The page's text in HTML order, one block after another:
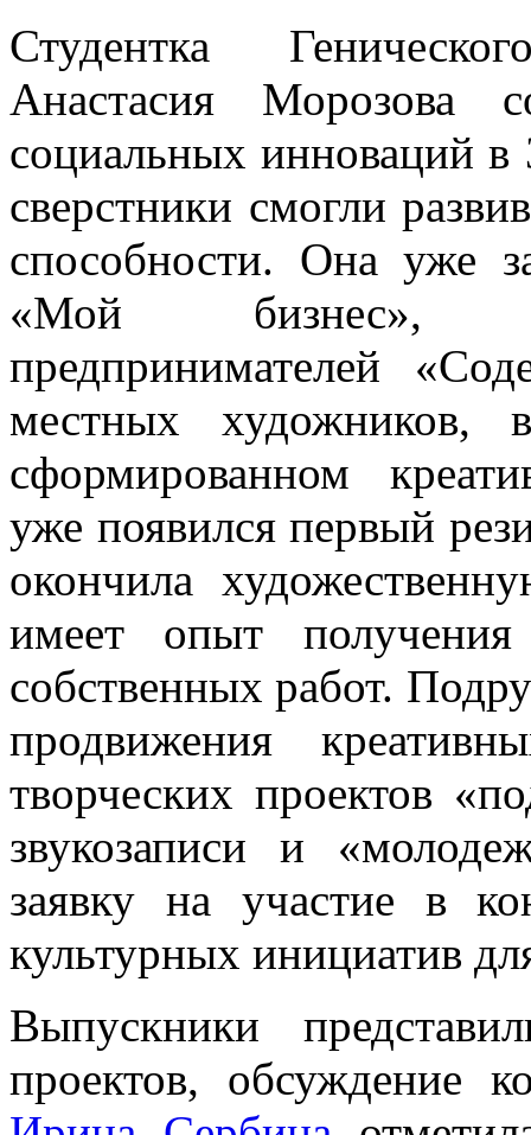
Студентка
Анастасия Морозова
социальных инноваций в
сверстники смогли
способности. Она уже
«Мой бизнес»,
предпринимателей
местных художников,
сформированном
уже появился первый
окончила
имеет опыт
собственных работ.
продвижения
творческих проектов
звукозаписи и
заявку на участие в
культурных инициатив
Выпускники
проектов, обсуждение